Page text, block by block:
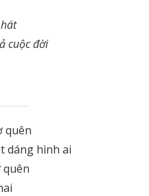
cuộc đời
quên
dáng hình ai
quên